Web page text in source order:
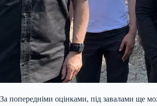
За попередніми оцінками, під завалами ще